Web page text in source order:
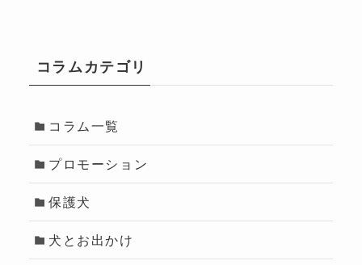
コラムカテゴリ
コラム一覧
プロモーション
保護犬
犬とお出かけ